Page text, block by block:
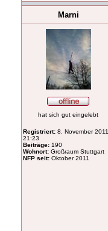
Marni
hat sich gut eingelebt
Registriert: 8. November 2011
21:23
Beiträge: 190
Wohnort: Großraum Stuttgart
NFP seit: Oktober 2011